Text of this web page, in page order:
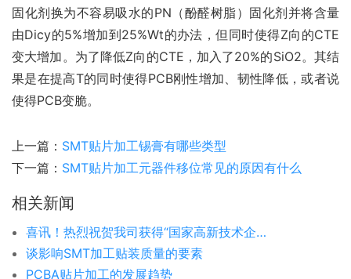
固化剂换为不容易吸水的PN（酚醛树脂）固化剂并将含量
由Dicy的5%增加到25%Wt的办法，但同时使得Z向的CTE
变大增加。为了降低Z向的CTE，加入了20%的SiO2。其结
果是在提高T的同时使得PCB刚性增加、韧性降低，或者说
使得PCB变脆。
上一篇： SMT贴片加工锡膏有哪些类型
下一篇： ​SMT贴片加工元器件移位常见的原因有什么
相关新闻
喜讯！热烈祝贺我司获得“国家高新技术企业证书”
谈影响SMT加工贴装质量的要素
PCBA贴片加工的发展趋势